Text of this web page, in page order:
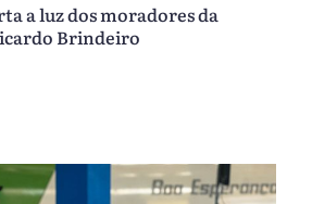
a luz dos moradores da
Brindeiro